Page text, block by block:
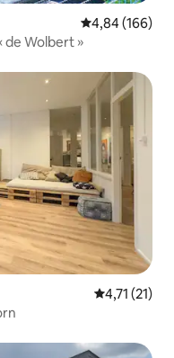
Évaluation
4,84 (166)
de Wolbert »
Évaluation
4,71 (21)